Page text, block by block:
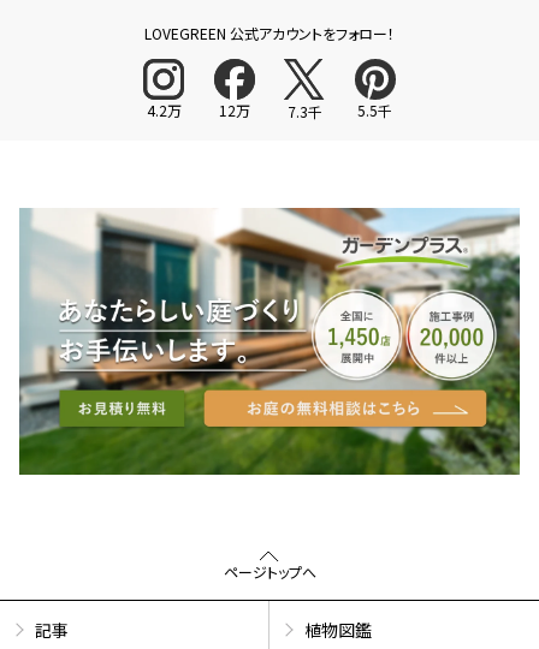
LOVEGREEN 公式アカウントをフォロー！
4.2万 12万 7.3千 5.5千
ページトップへ
記事 植物図鑑